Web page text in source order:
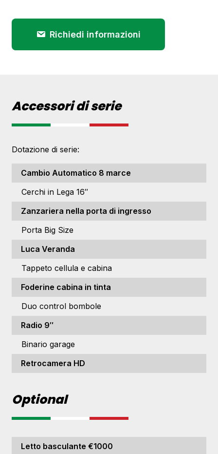
Richiedi informazioni
Accessori di serie
Dotazione di serie:
Cambio Automatico 8 marce
Cerchi in Lega 16″
Zanzariera nella porta di ingresso
Porta Big Size
Luca Veranda
Tappeto cellula e cabina
Foderine cabina in tinta
Duo control bombole
Radio 9″
Binario garage
Retrocamera HD
Optional
Letto basculante €1000